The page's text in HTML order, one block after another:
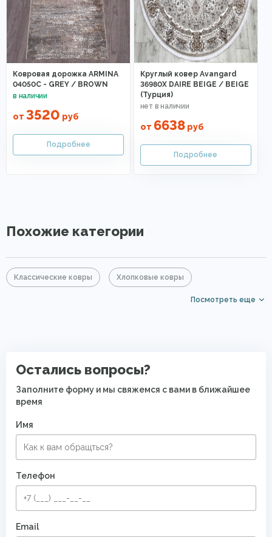
Ковровая дорожка ARMINA
04050C - GREY / BROWN
от 3520 руб
Круглый ковер Avangard
36980X DAIRE BEIGE / BEIGE
(Турция)
от 6638руб
Похожие категории
Классические ковры Хлопковые ковры
Большие ковры
Посмотреть еще
Остались вопросы?
Заполните форму и мы свяжемся с вами в ближайшее
время
Имя
Телефон
Email